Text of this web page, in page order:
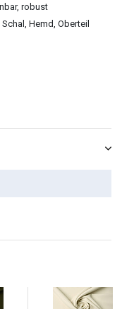
robust
Hemd, Oberteil